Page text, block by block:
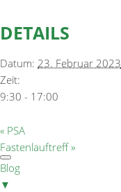
DETAILS
Datum: 23. Februar 2023
Zeit:
9:30 - 17:00
« PSA
Fastenlauftreff»
Blog
▼